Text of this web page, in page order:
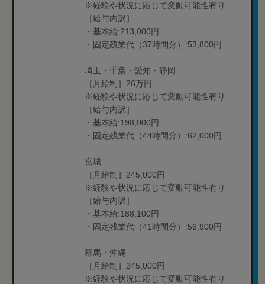
※経験や状況に応じて変動可能性有り
［給与内訳］
・基本給:213,000円
・固定残業代（37時間分）:53,800円
埼玉・千葉・愛知・静岡
［月給制］26万円
※経験や状況に応じて変動可能性有り
［給与内訳］
・基本給:198,000円
・固定残業代（44時間分）:62,000円
宮城
［月給制］245,000円
※経験や状況に応じて変動可能性有り
［給与内訳］
・基本給:188,100円
・固定残業代（41時間分）:56,900円
群馬・沖縄
［月給制］245,000円
※経験や状況に応じて変動可能性有り